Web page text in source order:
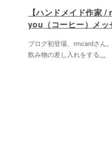
【ハンドメイド作家
you（コーヒー）メッ
ブログ初登場、rmcardさん
飲み物の差し入れをする...